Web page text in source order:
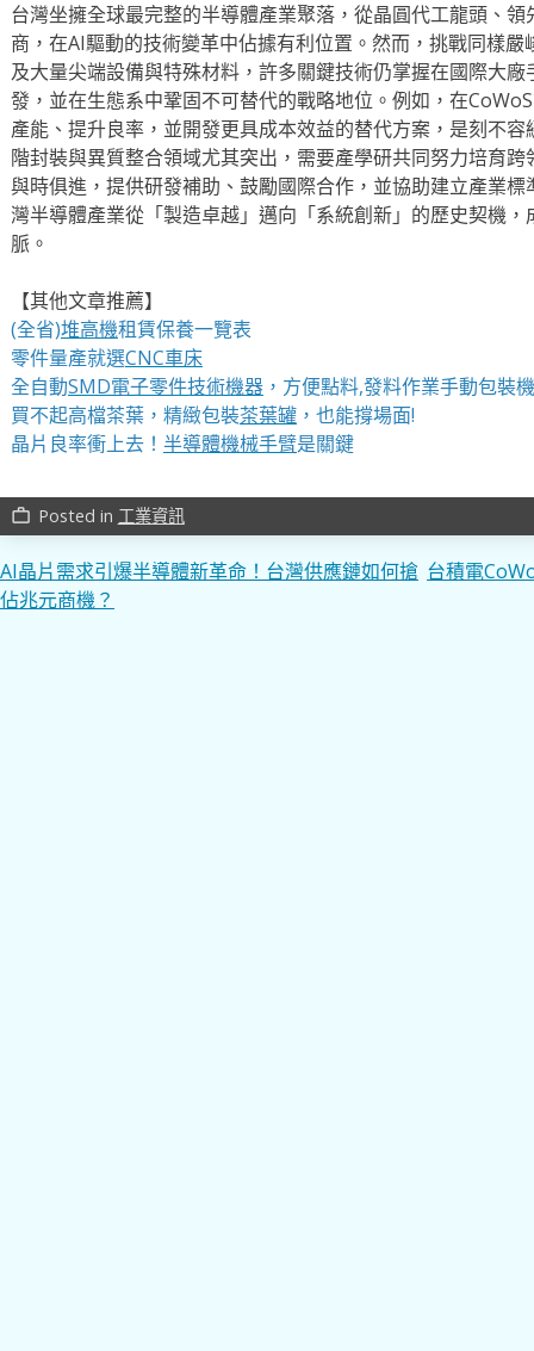
台灣坐擁全球最完整的半導體產業聚落，從晶圓代工龍頭、
商，在AI驅動的技術變革中佔據有利位置。然而，挑戰同樣
及大量尖端設備與特殊材料，許多關鍵技術仍掌握在國際大
發，並在生態系中鞏固不可替代的戰略地位。例如，在
產能、提升良率，並開發更具成本效益的替代方案，是刻不
階封裝與異質整合領域尤其突出，需要產學研共同努力培育
與時俱進，提供研發補助、鼓勵國際合作，並協助建立產業
灣半導體產業從「製造卓越」邁向「系統創新」的歷史契機
脈。
【其他文章推薦】
(全省)堆高機租賃保養一覽表
零件量產就選CNC車床
全自動SMD電子零件技術機器，方便點料,發料作業手動包裝機
買不起高檔茶葉，精緻包裝茶葉罐，也能撐場面!
晶片良率衝上去！ 半導體機械手臂是關鍵
work_outline Posted in 工業資訊
文
章
AI晶片需求引爆半導體新革命！台灣供應鏈如何搶
佔兆元商機？
台積電